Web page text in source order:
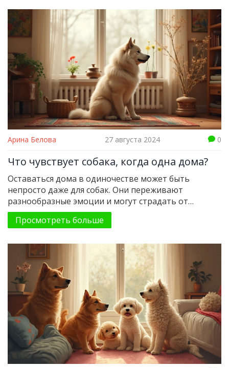
которые подходят для жизни в квартире. Также
рассматриваются особенности их ухода и
предоставляются советы по содержанию.
Арина Белова 27 августа 2024 0
Что чувствует собака, когда одна дома?
Оставаться дома в одиночестве может быть
непросто даже для собак. Они переживают
разнообразные эмоции и могут страдать от
разлуки, если их правильно не подготовить. Какие
породы лучше всего подходят для жизни в
о чувствах собак и способах помочь им чувствовать
себя комфортнее, оставаясь дома одними.
Просмотреть больше